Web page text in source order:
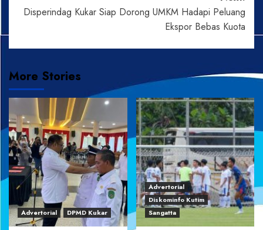
Disperindag Kukar Siap Dorong UMKM Hadapi Peluang
Ekspor Bebas Kuota
More Stories
Advertorial DPMD Kukar
Advertorial
Diskominfo Kutim
Sangatta